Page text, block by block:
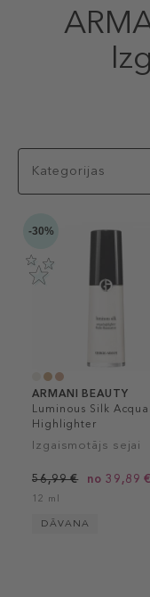
Kategorijas
-30%
ARMANI BEAUTY
Luminous Silk Acqua
Highlighter
Izgaismotājs sejai
56,99 € no 39,89 €
12 ml
DĀVANA